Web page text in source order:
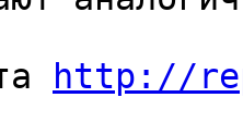
http://